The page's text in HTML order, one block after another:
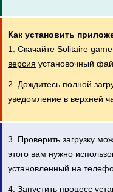
Как установить
1. Скачайте Solitaire
версия установочный
2. Дождитесь полной
уведомление в верхней
3. Проверить загрузку
этого вам нужно
установленный на
4. Запустить процесс